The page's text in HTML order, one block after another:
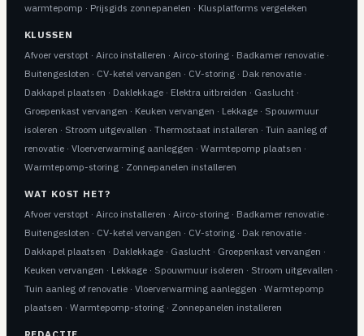
warmtepomp · Prijsgids zonnepanelen · Klusplatforms vergeleken
KLUSSEN
Afvoer verstopt· Airco installeren · Airco-storing· Badkamer renovatie·
Buitengesloten · CV-ketel vervangen · CV-storing· Dak renovatie·
Dakkapel plaatsen · Daklekkage· Elektra uitbreiden · Gaslucht·
Groepenkast vervangen · Keuken vervangen · Lekkage· Spouwmuur
isoleren · Stroom uitgevallen · Thermostaat installeren · Tuin aanleg of
renovatie· Vloerverwarming aanleggen · Warmtepomp plaatsen ·
Warmtepomp-storing· Zonnepanelen installeren
WAT KOST HET?
Afvoer verstopt· Airco installeren · Airco-storing· Badkamer renovatie·
Buitengesloten · CV-ketel vervangen · CV-storing· Dak renovatie·
Dakkapel plaatsen · Daklekkage· Gaslucht· Groepenkast vervangen ·
Keuken vervangen · Lekkage· Spouwmuur isoleren · Stroom uitgevallen ·
Tuin aanleg of renovatie· Vloerverwarming aanleggen · Warmtepomp
plaatsen · Warmtepomp-storing· Zonnepanelen installeren